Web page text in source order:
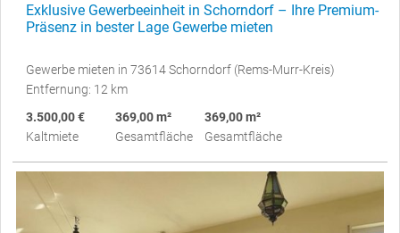
Exklusive Gewerbeeinheit in Schorndorf – Ihre Premium-
Präsenz in bester Lage Gewerbe mieten
Gewerbe mieten in 73614 Schorndorf (Rems-Murr-Kreis)
Entfernung: 12 km
3.500,00 €
Kaltmiete
369,00 m²
Gesamtfläche
369,00 m²
Gesamtfläche